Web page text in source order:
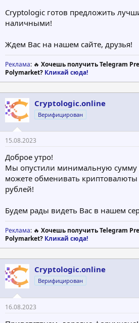
Cryptologic готов предложить
наличными!
Ждем Вас на нашем сайте, друзья!
Реклама: 🔥 Хочешь получить Telegram
Polymarket? Кликай сюда!
Cryptologic.online
Верифицирован
15.08.2023
Доброе утро!
Мы опустили минимальную сумму
можете обменивать
рублей!
Будем рады видеть Вас в нашем
Реклама: 🔥 Хочешь получить Telegram
Polymarket? Кликай сюда!
Cryptologic.online
Верифицирован
16.08.2023